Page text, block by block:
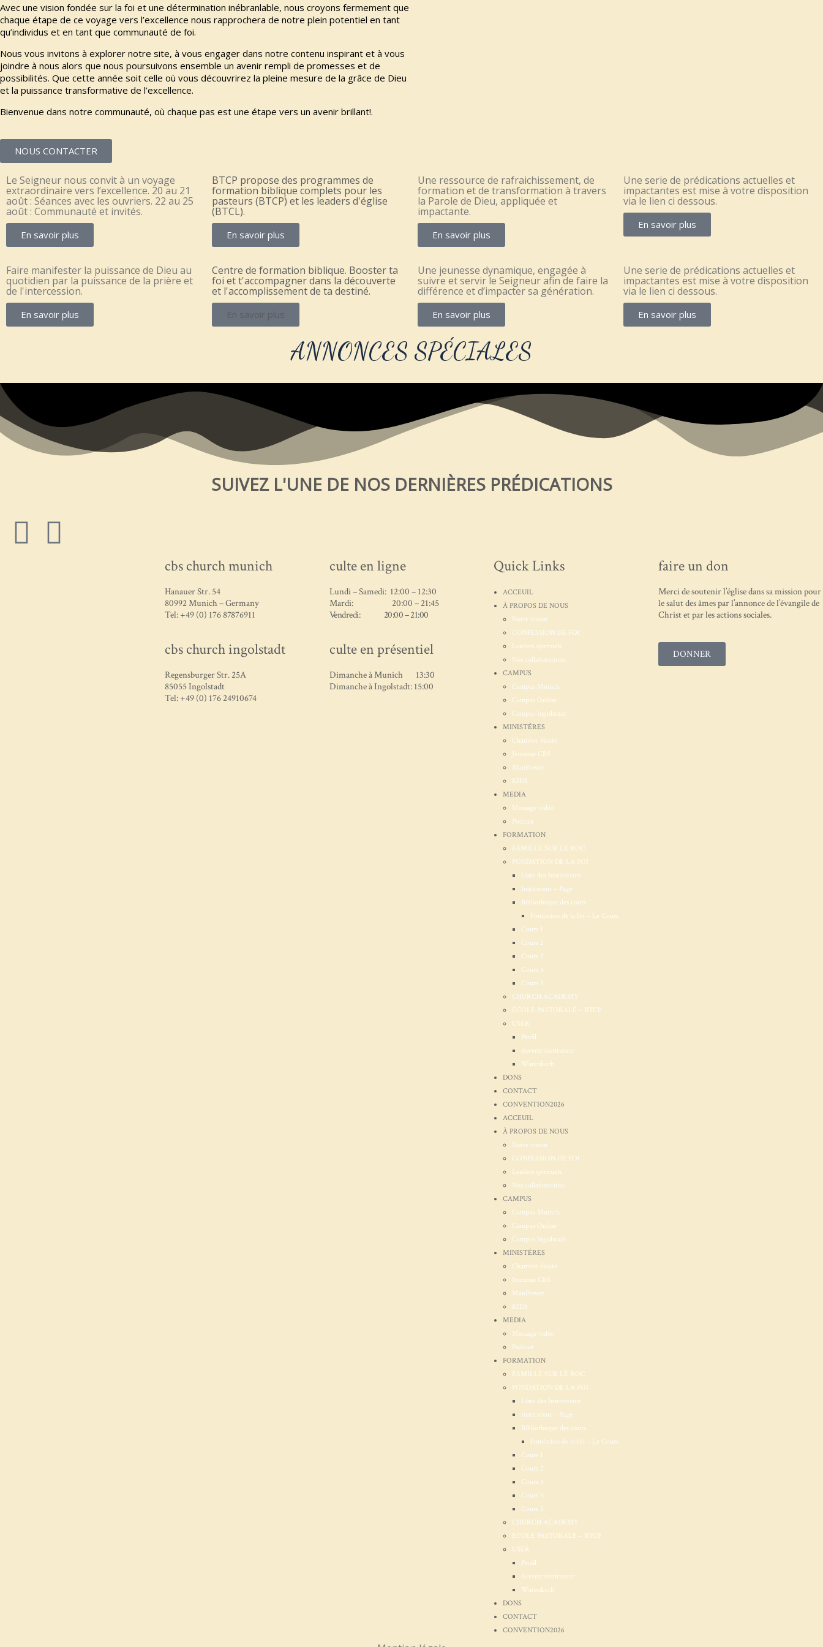
Avec une vision fondée sur la foi et une détermination inébranlable, nous croyons fermement que
chaque étape de ce voyage vers l’excellence nous rapprochera de notre plein potentiel en tant
qu’individus et en tant que communauté de foi.
Nous vous invitons à explorer notre site, à vous engager dans notre contenu inspirant et à vous
joindre à nous alors que nous poursuivons ensemble un avenir rempli de promesses et de
possibilités. Que cette année soit celle où vous découvrirez la pleine mesure de la grâce de Dieu
et la puissance transformative de l’excellence.
Bienvenue dans notre communauté, où chaque pas est une étape vers un avenir brillant!.
NOUS CONTACTER
Le Seigneur nous convit à un voyage
extraordinaire vers l’excellence. 20 au 21
août : Séances avec les ouvriers. 22 au 25
août : Communauté et invités.
En savoir plus
BTCP propose des programmes de
formation biblique complets pour les
pasteurs (BTCP) et les leaders d'église
(BTCL).
En savoir plus
Une ressource de rafraichissement, de
formation et de transformation à travers
la Parole de Dieu, appliquée et
impactante.
En savoir plus
Une serie de prédications actuelles et
impactantes est mise à votre disposition
via le lien ci dessous.
En savoir plus
Faire manifester la puissance de Dieu au
quotidien par la puissance de la prière et
de l'intercession.
En savoir plus
Centre de formation biblique. Booster ta
foi et t'accompagner dans la découverte
et l'accomplissement de ta destiné.
En savoir plus
Une jeunesse dynamique, engagée à
suivre et servir le Seigneur afin de faire la
différence et d’impacter sa génération.
En savoir plus
Une serie de prédications actuelles et
impactantes est mise à votre disposition
via le lien ci dessous.
En savoir plus
ANNONCES SPÉCIALES
SUIVEZ L'UNE DE NOS DERNIÈRES PRÉDICATIONS
cbs church munich
Hanauer Str. 54
80992 Munich – Germany
Tel: +49 (0) 176 87876911
cbs church ingolstadt
Regensburger Str. 25A
85055 Ingolstadt
Tel: +49 (0) 176 24910674
culte en ligne
Lundi – Samedi: 12:00 – 12:30
Mardi: 20:00 – 21:45
Vendredi: 20:00 – 21:00
culte en présentiel
Dimanche à Munich 13:30
Dimanche à Ingolstadt: 15:00
Quick Links
ACCEUIL
À PROPOS DE NOUS
Notre vision
CONFESSION DE FOI
Leaders spirituels
Nos collaborations
CAMPUS
Campus Munich
Campus Online
Campus Ingolstadt
MINISTÉRES
Chambre Haute
Jeunesse CBS
ManPower
KIDS
MEDIA
Message vidéo
Podcast
FORMATION
FAMILLE SUR LE ROC
FONDATION DE LA FOI
Liste des Instituteurs
Instituteur – Page
Bibliotheque des cours
Fondation de la foi – Le Cours
Cours 1
Cours 2
Cours 3
Cours 4
Cours 5
CHURCH ACADEMY
ÉCOLE PASTORALE – BTCP
USER
Profil
devenir instituteur
Warenkorb
DONS
CONTACT
CONVENTION2026
ACCEUIL
À PROPOS DE NOUS
Notre vision
CONFESSION DE FOI
Leaders spirituels
Nos collaborations
CAMPUS
Campus Munich
Campus Online
Campus Ingolstadt
MINISTÉRES
Chambre Haute
Jeunesse CBS
ManPower
KIDS
MEDIA
Message vidéo
Podcast
FORMATION
FAMILLE SUR LE ROC
FONDATION DE LA FOI
Liste des Instituteurs
Instituteur – Page
Bibliotheque des cours
Fondation de la foi – Le Cours
Cours 1
Cours 2
Cours 3
Cours 4
Cours 5
CHURCH ACADEMY
ÉCOLE PASTORALE – BTCP
USER
Profil
devenir instituteur
Warenkorb
DONS
CONTACT
CONVENTION2026
faire un don
Merci de soutenir l’église dans sa mission pour
le salut des âmes par l’annonce de l’évangile de
Christ et par les actions sociales.
DONNER